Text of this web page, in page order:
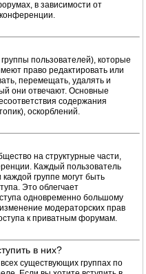
в зависимости от
пользователей), которые
право редактировать или
перемещать, удалять и
они отвечают. Основные
содержания
оскорблений.
на структурные части,
Каждый пользователь
каждой группе могут быть
Это облегчает
одновременно большому
модераторских прав
к приватным форумам.
в них?
существующих группах по